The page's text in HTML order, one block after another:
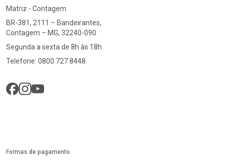
Matriz - Contagem
BR-381, 2111 – Bandeirantes,
Contagem – MG, 32240-090
Segunda a sexta de 8h às 18h
Telefone: 0800 727 8448
Formas de pagamento